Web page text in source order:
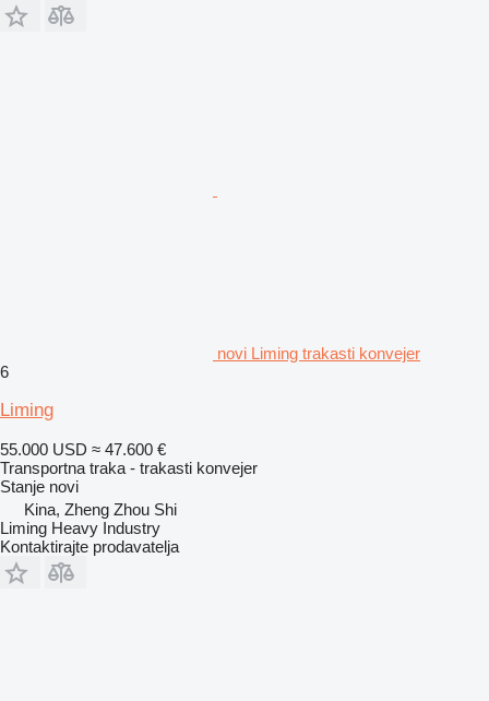
novi Liming trakasti konvejer
6
Liming
55.000 USD ≈ 47.600 €
Transportna traka - trakasti konvejer
Stanje novi
Kina, Zheng Zhou Shi
Liming Heavy Industry
Kontaktirajte prodavatelja